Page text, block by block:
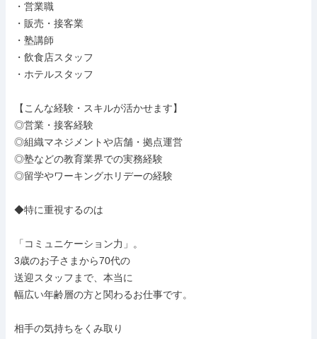
・営業職
・販売・接客業
・塾講師
・飲食店スタッフ
・ホテルスタッフ
【こんな経験・スキルが活かせます】
◎営業・接客経験
◎組織マネジメントや店舗・拠点運営
◎塾などの教育業界での実務経験
◎留学やワーキングホリデーの経験
◆特に重視するのは
「コミュニケーション力」。
3歳のお子さまから70代の
送迎スタッフまで、本当に
幅広い年齢層の方と関わるお仕事です。
相手の気持ちをくみ取り